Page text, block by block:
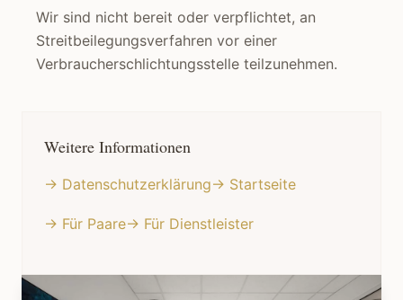
Wir sind nicht bereit oder verpflichtet, an
Streitbeilegungsverfahren vor einer
Verbraucherschlichtungsstelle teilzunehmen.
Weitere Informationen
→ Datenschutzerklärung→ Startseite
→ Für Paare→ Für Dienstleister